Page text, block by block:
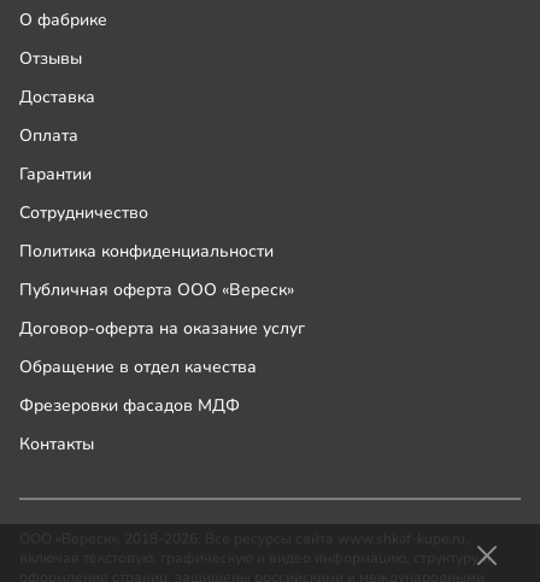
О фабрике
Отзывы
Доставка
Оплата
Гарантии
Сотрудничество
Политика конфиденциальности
Публичная оферта ООО «Вереск»
Договор-оферта на оказание услуг
Обращение в отдел качества
Фрезеровки фасадов МДФ
Контакты
включая текстовую, графическую и видео информацию, структуру и